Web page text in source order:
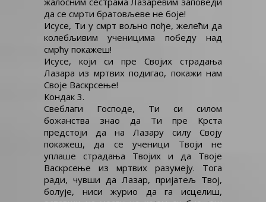
да се смрти братовљеве не боје!
Исусе, Ти у смрт вољно пође, желећи да
колебљивим ученицима победу над
смрћу покажеш!
Исусе, који си пре Својих страдања
Лазара из мртвих подигао, покажи нам
Своје Васкрсење!
Кондак 3.
Свеблаги Господе, Ти си силом
божанства знао да Ти пре Крста
предстоји да на Лазару силу Своју
покажеш, да се ученици Твоји не
уплаше страдања Твојих и да Твоје
Васкрсење из мртвих разумеју. Тога
ради, чувши да Лазар, пријатељ Твој,
болује, ниси журио да га исцелиш,